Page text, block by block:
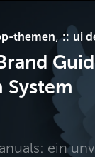
themen, ui
System
ein